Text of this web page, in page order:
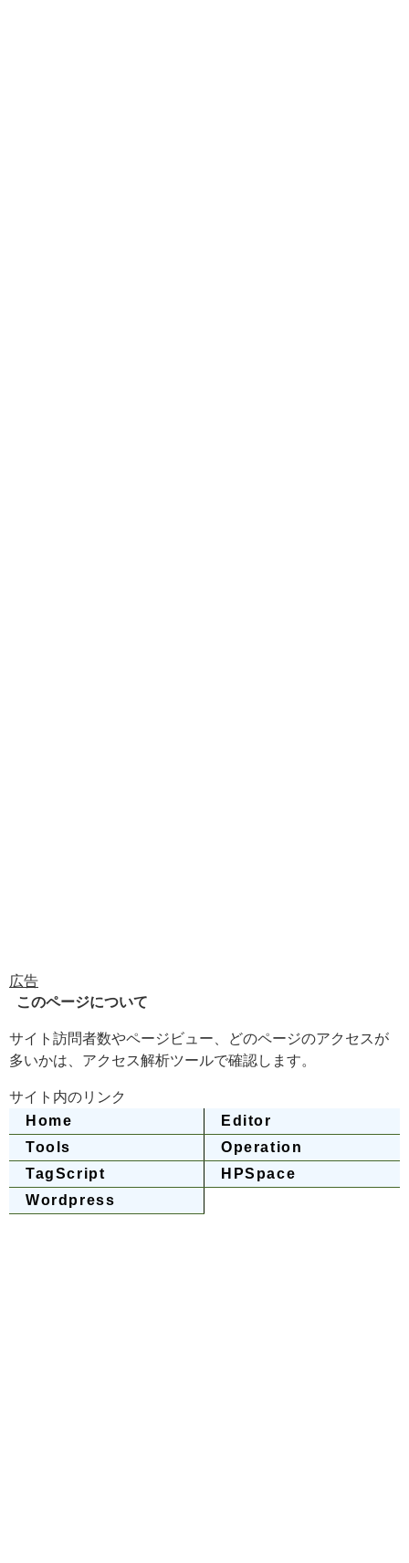
このページについて
サイト訪問者数やページビュー、どのページのアクセスが
多いかは、アクセス解析ツールで確認します。
サイト内のリンク
Home
Editor
Tools
Operation
TagScript
HPSpace
Wordpress